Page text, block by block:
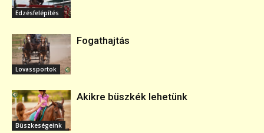
Edzésfelépítés
Lovassportok
Fogathajtás
Büszkeségeink
Akikre büszkék lehetünk